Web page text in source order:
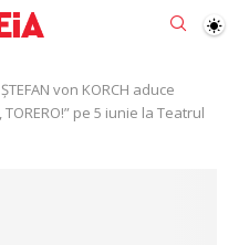
von KORCH aduce
pe 5 iunie la Teatrul